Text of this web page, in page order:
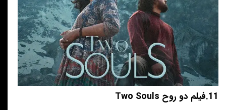
11.فیلم دو روح Two Souls